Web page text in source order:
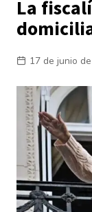
La
17 de junio